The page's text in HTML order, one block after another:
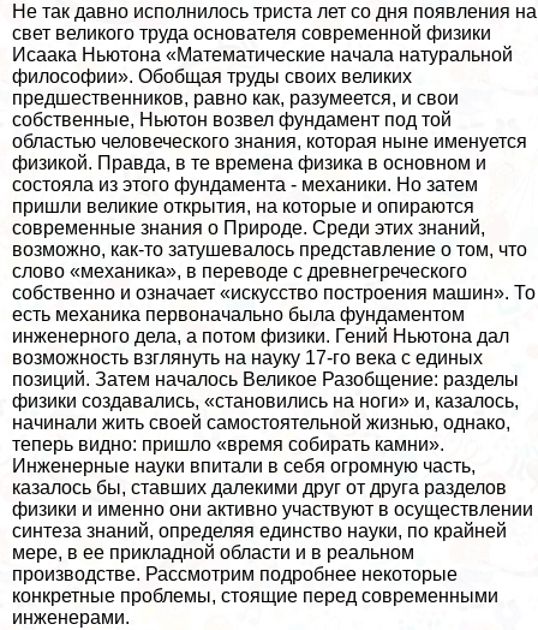
Не так давно исполнилось триста лет со дня появления на
свет великого труда основателя современной физики
Исаака Ньютона «Математические начала натуральной
философии». Обобщая труды своих великих
предшественников, равно как, разумеется, и свои
собственные, Ньютон возвел фундамент под той
областью человеческого знания, которая ныне именуется
физикой. Правда, в те времена физика в основном и
состояла из этого фундамента - механики. Но затем
пришли великие открытия, на которые и опираются
современные знания о Природе. Среди этих знаний,
возможно, как-то затушевалось представление о том, что
слово «механика», в переводе с древнегреческого
собственно и означает «искусство построения машин». То
есть механика первоначально была фундаментом
инженерного дела, а потом физики. Гений Ньютона дал
возможность взглянуть на науку 17-го века с единых
позиций. Затем началось Великое Разобщение: разделы
физики создавались, «становились на ноги» и, казалось,
начинали жить своей самостоятельной жизнью, однако,
теперь видно: пришло «время собирать камни».
Инженерные науки впитали в себя огромную часть,
казалось бы, ставших далекими друг от друга разделов
физики и именно они активно участвуют в осуществлении
синтеза знаний, определяя единство науки, по крайней
мере, в ее прикладной области и в реальном
производстве. Рассмотрим подробнее некоторые
конкретные проблемы, стоящие перед современными
инженерами.